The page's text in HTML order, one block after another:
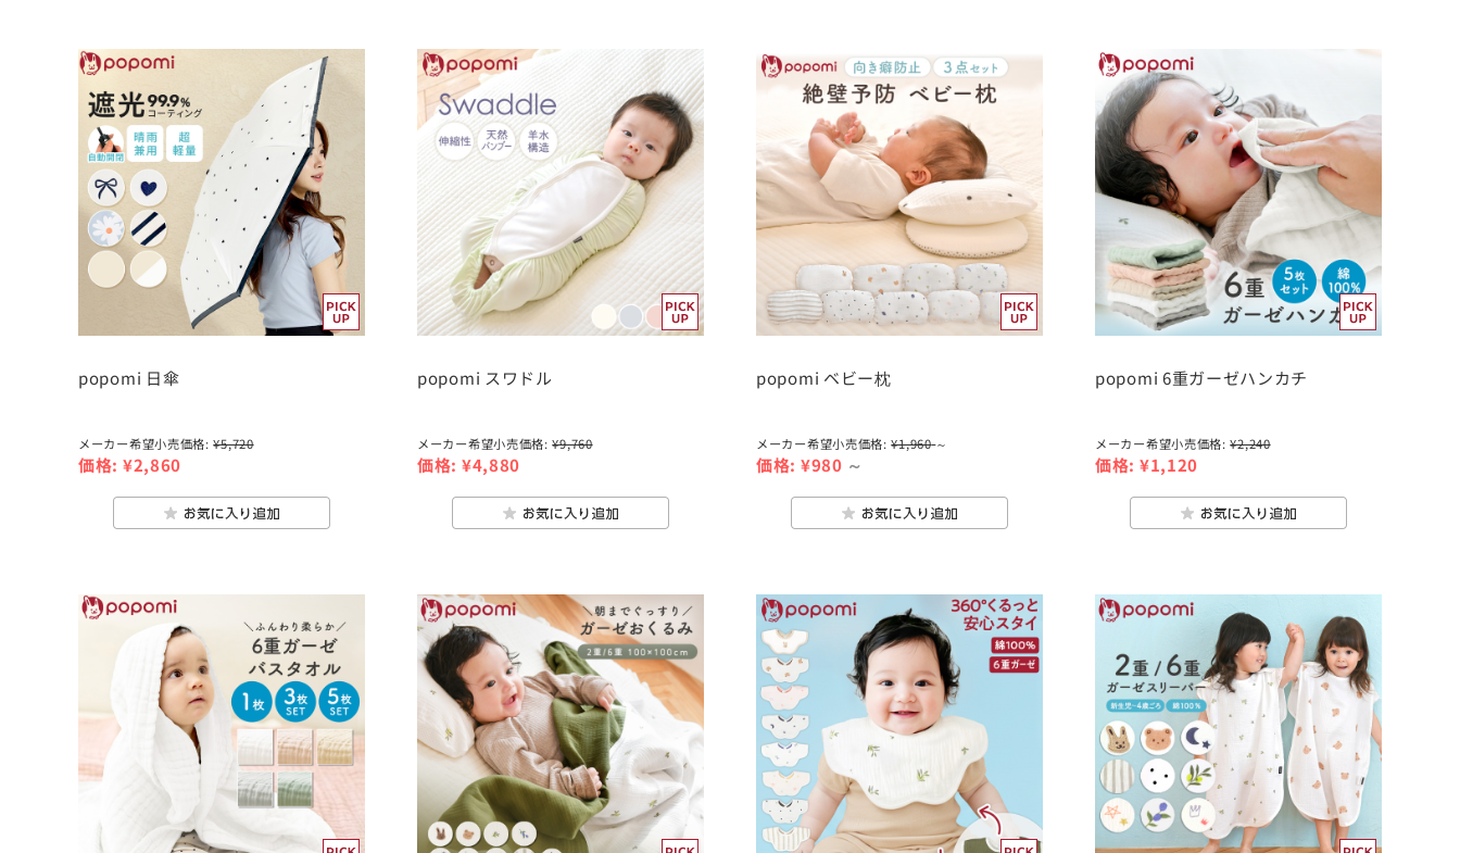
popomi 日傘
メーカー希望小売価格: ¥5,720
価格: ¥2,860
popomi スワドル
メーカー希望小売価格: ¥9,760
価格: ¥4,880
popomi ベビー枕
メーカー希望小売価格: ¥1,960 ～
価格: ¥980 ～
popomi 6重ガーゼハンカチ
メーカー希望小売価格: ¥2,240
価格: ¥1,120